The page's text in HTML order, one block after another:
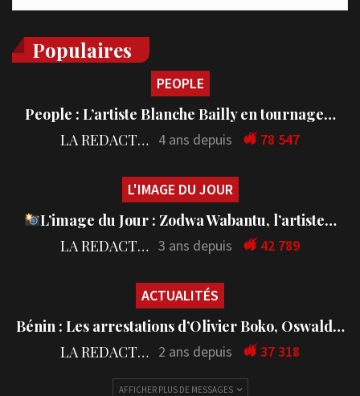
Populaires
PEOPLE
People : L’artiste Blanche Bailly en tournage…
LA REDACTION 4 ans depuis 78 547
L'IMAGE DU JOUR
L’image du Jour : Zodwa Wabantu, l’artiste…
LA REDACTION 3 ans depuis 42 789
ACTUALITÉS
Bénin : Les arrestations d’Olivier Boko, Oswald…
LA REDACTION 2 ans depuis 37 318
AFFICHER PLUS DE MESSAGES